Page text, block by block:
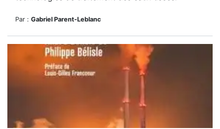
Par : Gabriel Parent-Leblanc